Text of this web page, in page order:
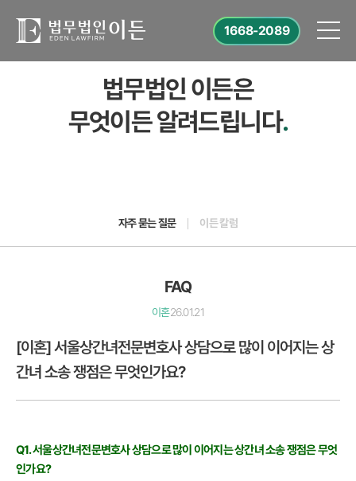
1668-2089
법무법인 이든은
무엇이든 알려드립니다.
자주 묻는 질문 이든 칼럼
FAQ
이혼26.01.21
[이혼] 서울상간녀전문변호사 상담으로 많이 이어지는 상
간녀 소송 쟁점은 무엇인가요?
Q1. 서울상간녀전문변호사 상담으로 많이 이어지는 상간녀 소송 쟁점은 무엇
인가요?